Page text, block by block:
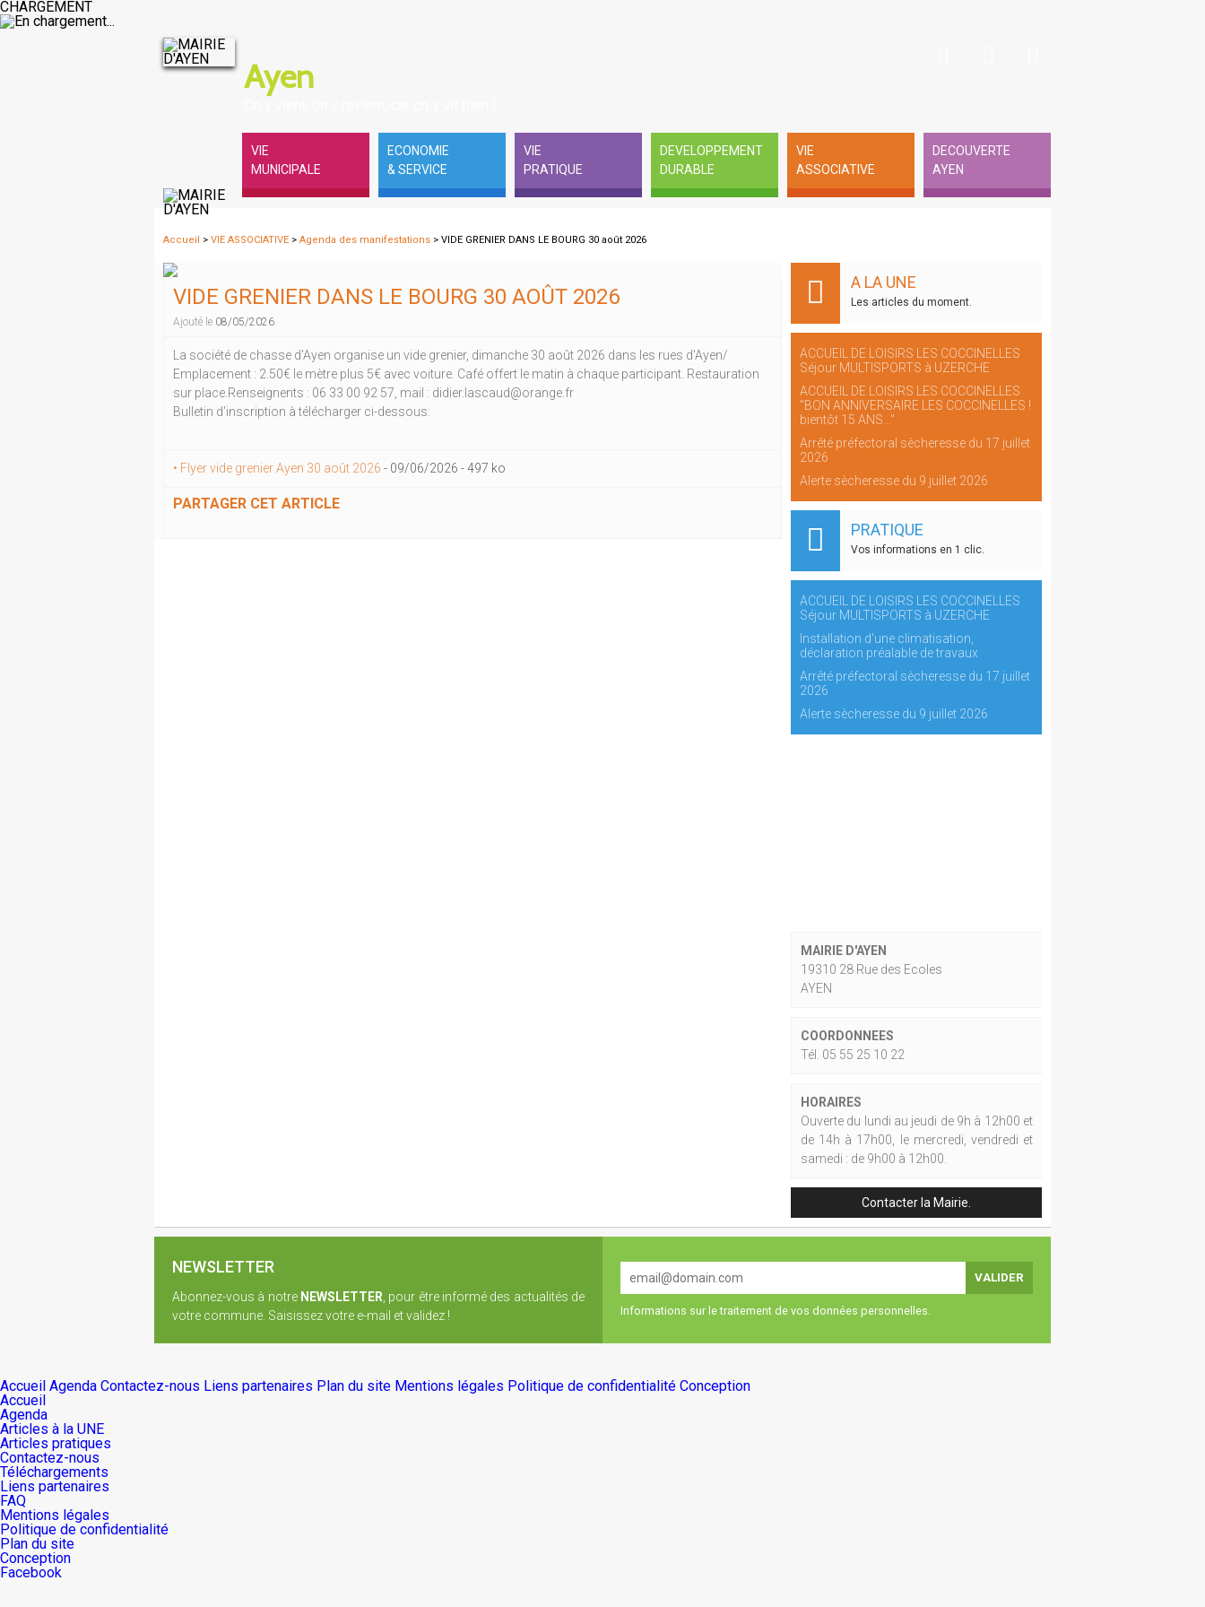
CHARGEMENT
Ayen
VIE
MUNICIPALE
ECONOMIE
& SERVICE
VIE
PRATIQUE
DEVELOPPEMENT
DURABLE
VIE
ASSOCIATIVE
DECOUVERTE
AYEN
Accueil > VIE ASSOCIATIVE > Agenda des manifestations > VIDE GRENIER DANS LE BOURG 30 août 2026
VIDE GRENIER DANS LE BOURG 30 AOÛT 2026
Ajouté le 08/05/2026.
La société de chasse d'Ayen organise un vide grenier, dimanche 30 août 2026 dans les rues d'Ayen/
Emplacement : 2.50€ le mètre plus 5€ avec voiture. Café offert le matin à chaque participant. Restauration
sur place.Renseignents : 06 33 00 92 57, mail : didier.lascaud@orange.fr
Bulletin d'inscription à télécharger ci-dessous:
• Flyer vide grenier Ayen 30 août 2026 - 09/06/2026 -497 ko
PARTAGER CET ARTICLE
A LA UNE
Les articles du moment.
ACCUEIL DE LOISIRS LES COCCINELLES
Séjour MULTISPORTS à UZERCHE
ACCUEIL DE LOISIRS LES COCCINELLES
"BON ANNIVERSAIRE LES COCCINELLES !
bientôt 15 ANS..."
Arrêté préfectoral sècheresse du 17 juillet
2026
Alerte sècheresse du 9 juillet 2026
PRATIQUE
Vos informations en 1 clic.
ACCUEIL DE LOISIRS LES COCCINELLES
Séjour MULTISPORTS à UZERCHE
Installation d'une climatisation,
déclaration préalable de travaux
Arrêté préfectoral sècheresse du 17 juillet
2026
Alerte sècheresse du 9 juillet 2026
MAIRIE D'AYEN
19310 28 Rue des Ecoles
AYEN
COORDONNEES
Tél. 05 55 25 10 22
HORAIRES
Ouverte du lundi au jeudi de 9h à 12h00 et
de 14h à 17h00, le mercredi, vendredi et
samedi : de 9h00 à 12h00.
Contacter la Mairie.
NEWSLETTER
Abonnez-vous à notre NEWSLETTER , pour être informé des actualités de
votre commune. Saisissez votre e-mail et validez !
Informations sur le traitement de vos données personnelles.
Accueil Agenda Contactez-nous Liens partenaires Plan du site Mentions légales Politique de confidentialité Conception
Accueil
Agenda
Articles à la UNE
Articles pratiques
Contactez-nous
Téléchargements
Liens partenaires
FAQ
Mentions légales
Politique de confidentialité
Plan du site
Conception
Facebook